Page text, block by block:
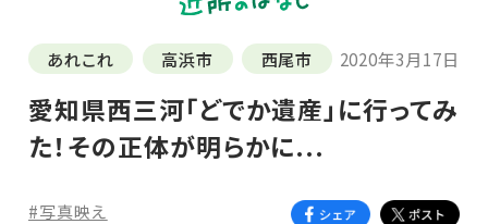
あれこれ 高浜市 西尾市 2020年3月17日
愛知県西三河「どでか遺産」に行ってみ
た！その正体が明らかに...
#写真映え